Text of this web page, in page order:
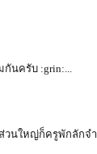
นครับ :grin:...
วนใหญ่ก็ครูพักลักจำ